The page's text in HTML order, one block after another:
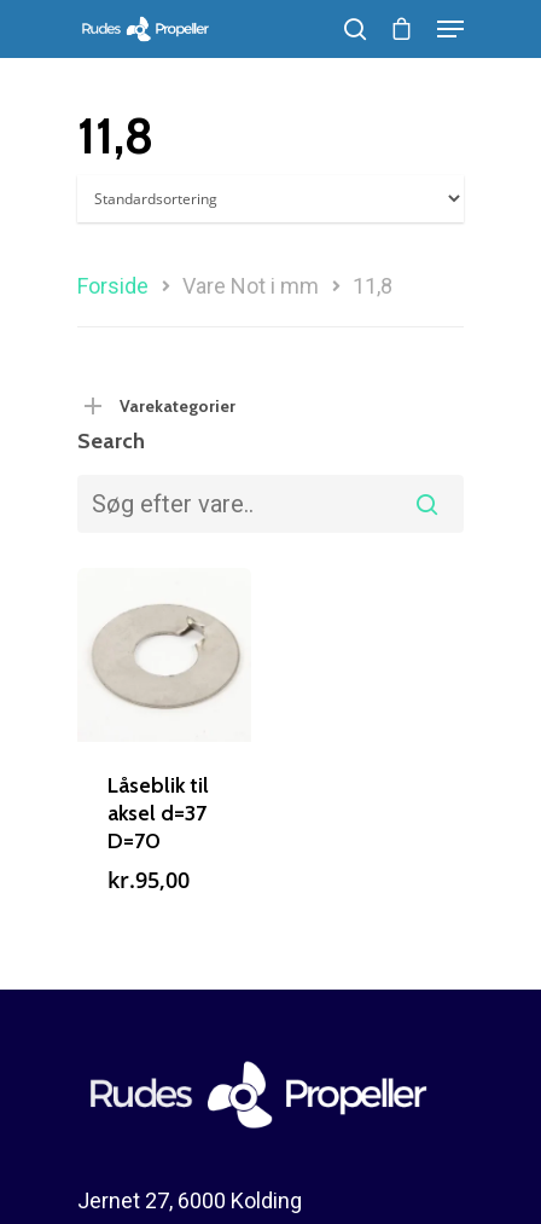
Søg efter et produkt, og tryk på enter
11,8
Forside Vare Not i mm 11,8
Varekategorier
Search
Låseblik til
aksel d=37
D=70
kr.95,00
Jernet 27, 6000 Kolding
Reparation